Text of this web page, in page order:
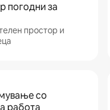
погодни за
простор и
со
работа